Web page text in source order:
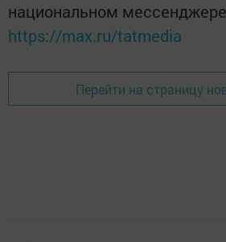
национальном
https://max.ru/tatmedia
Перейти на страницу